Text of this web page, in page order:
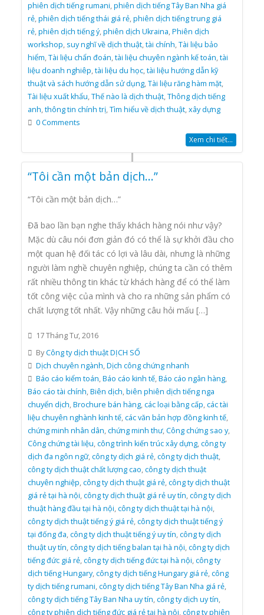
phiên dịch tiếng rumani,phiên dịch tiếng Tây Ban Nha giá
rẻ,phiên dịch tiếng thái giá rẻ,phiên dịch tiếng trung giá
rẻ,phiên dịch tiếng ý,phiên dịch Ukraina,Phiên dịch
workshop, suy nghĩ về dịch thuật,tài chính,Tài liệu bảo
hiểm,Tài liệu chẩn đoán,tài liệu chuyên ngành kế toán,tài
liệu doanh nghiêp,tài liệu du học,tài liệu hướng dẫn kỹ
thuật và sách hướng dẫn sử dụng,Tài liệu răng hàm mặt,
Tài liệu xuất khẩu,Thế nào là dịch thuật,Thông dịch tiếng
anh,thông tin chính trị,Tìm hiểu về dịch thuật,xây dựng
0 Comments
Xem chi tiết...
“Tôi cần một bản dịch…”
“Tôi cần một bản dịch…”
Đã bao lần bạn nghe thấy khách hàng nói như vậy?
Mặc dù câu nói đơn giản đó có thể là sự khởi đầu cho
một quan hệ đối tác có lợi và lâu dài, nhưng là những
người làm nghề chuyên nghiệp, chúng ta cần có thêm
rất nhiều thông tin khác từ khách hàng để có thể làm
tốt công việc của mình và cho ra những sản phẩm có
chất lượng tốt nhất. Vậy những câu hỏi mấu […]
17 Tháng Tư, 2016
ByCông ty dịch thuật DỊCH SỐ
Dịch chuyên ngành,Dịch công chứng nhanh
Báo cáo kiểm toán,Báo cáo kinh tế,Báo cáo ngân hàng,
Báo cáo tài chính,Biên dịch,biên phiên dịch tiếng nga
chuyển dịch,Brochure bán hàng,các loại bằng cấp,các tài
liệu chuyên nghành kinh tế,các văn bản hợp đồng kinh tế,
chứng minh nhân dân,chứng minh thư,Công chứng sao y,
Công chứng tài liệu,công trình kiến trúc xây dựng,công ty
dịch đa ngôn ngữ,công ty dịch giá rẻ,công ty dịch thuật,
công ty dịch thuật chất lượng cao,công ty dịch thuật
chuyên nghiệp,công ty dịch thuật giá rẻ,công ty dịch thuật
giá rẻ tại hà nội,công ty dịch thuật giá rẻ uy tín,công ty dịch
thuật hàng đầu tại hà nội,công ty dịch thuật tại hà nội,
công ty dịch thuật tiếng ý giá rẻ,công ty dịch thuật tiếng ý
tại đống đa,công ty dịch thuật tiếng ý uy tín,công ty dịch
thuật uy tín,công ty dịch tiếng balan tại hà nội,công ty dịch
tiếng đức giá rẻ,công ty dịch tiếng đức tại hà nội,công ty
dịch tiếng Hungary,công ty dịch tiếng Hungary giá rẻ,công
ty dịch tiếng rumani,công ty dịch tiếng Tây Ban Nha giá rẻ,
công ty dịch tiếng Tây Ban Nha uy tín,công ty dịch uy tín,
công ty phiên dịch tiếng đức giá rẻ tại hà nội,công ty phiên